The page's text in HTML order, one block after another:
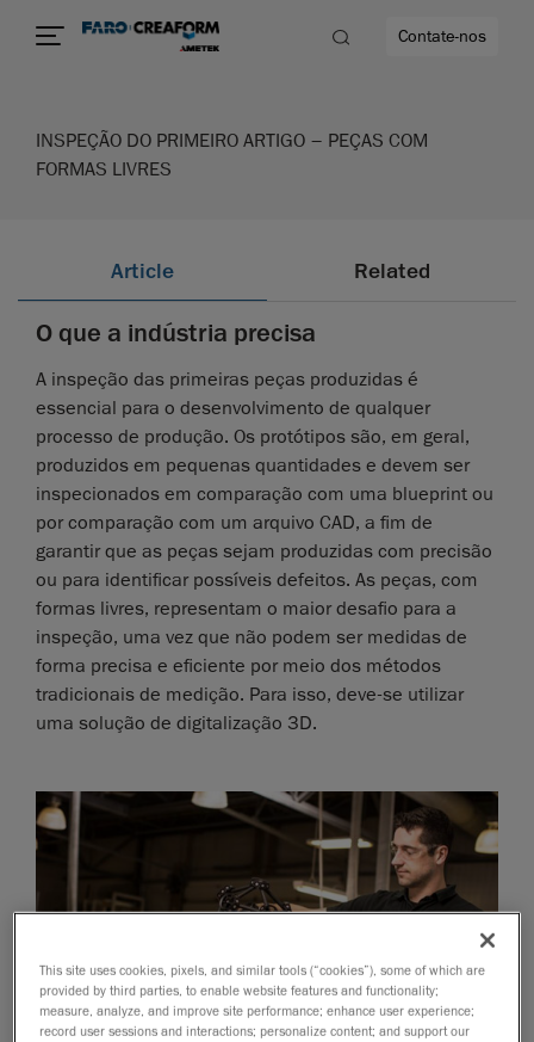
Contate-nos
INSPEÇÃO DO PRIMEIRO ARTIGO – PEÇAS COM
FORMAS LIVRES
Article Related
O que a indústria precisa
A inspeção das primeiras peças produzidas é
essencial para o desenvolvimento de qualquer
processo de produção. Os protótipos são, em geral,
produzidos em pequenas quantidades e devem ser
inspecionados em comparação com uma blueprint ou
por comparação com um arquivo CAD, a fim de
garantir que as peças sejam produzidas com precisão
ou para identificar possíveis defeitos. As peças, com
formas livres, representam o maior desafio para a
inspeção, uma vez que não podem ser medidas de
forma precisa e eficiente por meio dos métodos
tradicionais de medição. Para isso, deve-se utilizar
uma solução de digitalização 3D.
This site uses cookies, pixels, and similar tools (“cookies”), some of which are
provided by third parties, to enable website features and functionality;
measure, analyze, and improve site performance; enhance user experience;
record user sessions and interactions; personalize content; and support our